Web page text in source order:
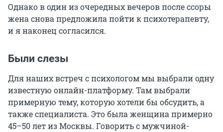
Однако в один из очередных вечеров после ссоры
жена снова предложила пойти к психотерапевту,
и я наконец согласился.
Были слезы
Для наших встреч с психологом мы выбрали одну
известную онлайн-платформу. Там выбрали
примерную тему, которую хотели бы обсудить, а
также специалиста. Это была женщина примерно
45–50 лет из Москвы. Говорить с мужчиной-